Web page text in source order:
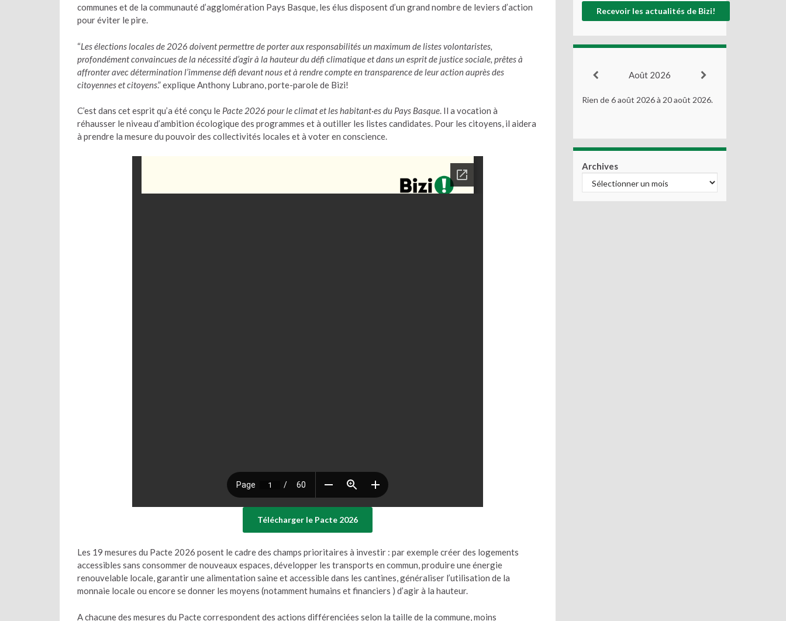
communes et de la communauté d’agglomération Pays Basque, les élus disposent d’un grand nombre de leviers d’action
pour éviter le pire.
“Les élections locales de 2026 doivent permettre de porter aux responsabilités un maximum de listes volontaristes,
profondément convaincues de la nécessité d’agir à la hauteur du défi climatique et dans un esprit de justice sociale, prêtes à
affronter avec détermination l’immense défi devant nous et à rendre compte en transparence de leur action auprès des
citoyennes et citoyens.” explique Anthony Lubrano, porte-parole de Bizi!
C’est dans cet esprit qu’a été conçu le Pacte 2026 pour le climat et les habitant·es du Pays Basque. Il a vocation à
réhausser le niveau d’ambition écologique des programmes et à outiller les listes candidates. Pour les citoyens, il aidera
à prendre la mesure du pouvoir des collectivités locales et à voter en conscience.
Télécharger le Pacte 2026
Les 19 mesures du Pacte 2026 posent le cadre des champs prioritaires à investir : par exemple créer des logements
accessibles sans consommer de nouveaux espaces, développer les transports en commun, produire une énergie
renouvelable locale, garantir une alimentation saine et accessible dans les cantines, généraliser l’utilisation de la
monnaie locale ou encore se donner les moyens (notamment humains et financiers ) d’agir à la hauteur.
A chacune des mesures du Pacte correspondent des actions différenciées selon la taille de la commune, moins
Août 2026
Rien de 6 août 2026 à 20 août 2026.
Archives